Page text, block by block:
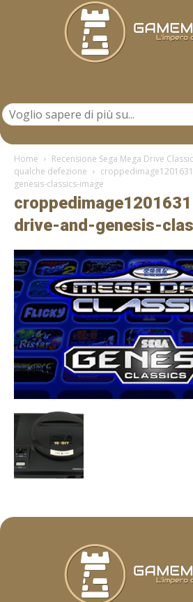
Home
Recensione Sega Mega Drive
qualche defezione
genesis-classics-image
drive-and-genesis-